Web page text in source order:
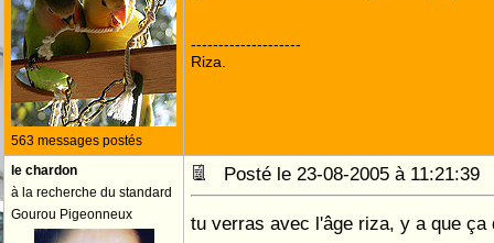
563 messages postés
--------------------
Riza.
le chardon
à la recherche du standard
Gourou Pigeonneux
Posté le 23-08-2005 à
tu verras avec l'âge riza, y a que